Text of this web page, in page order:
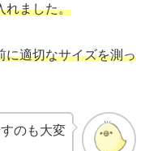
れました。
に適切なサイズを測っ
のも大変